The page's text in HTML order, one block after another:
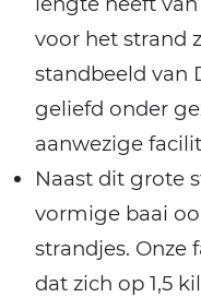
voor het strand
standbeeld van
geliefd onder
aanwezige
Naast dit grote
vormige baai
strandjes. Onze
dat zich op 1,5